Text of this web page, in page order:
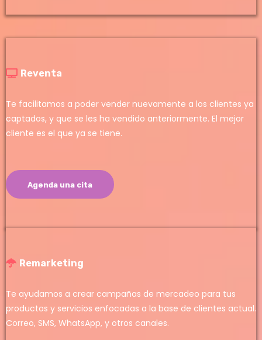
Reventa
Te facilitamos a poder vender nuevamente a los clientes ya
captados, y que se les ha vendido anteriormente. El mejor
cliente es el que ya se tiene.
Agenda una cita
Remarketing
Te ayudamos a crear campañas de mercadeo para tus
productos y servicios enfocadas a la base de clientes actual.
Correo, SMS, WhatsApp, y otros canales.